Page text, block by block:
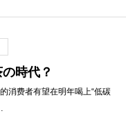
時代？
消费者有望在明年喝上“低碳